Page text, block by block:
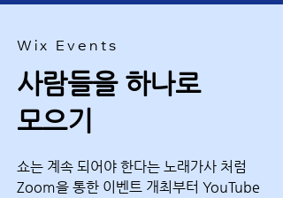
Wix Events
사람들을 하나로
모으기
쇼는 계속 되어야 한다는 노래가사 처럼
Zoom을 통한 이벤트 개최부터 YouTube